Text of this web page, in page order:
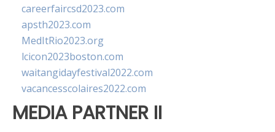
careerfaircsd2023.com
apsth2023.com
MedItRio2023.org
lcicon2023boston.com
waitangidayfestival2022.com
vacancesscolaires2022.com
MEDIA PARTNER II